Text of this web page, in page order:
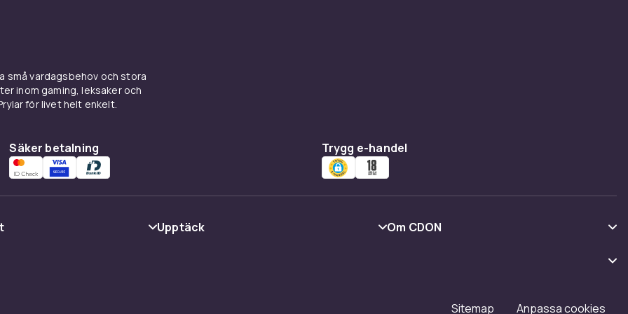
mer omslutande ljud där ljudet följer
förbättrar ljudupplevelsen ytterligare
och smarta funktioner som
små vardagsbehov och stora
inom gaming, leksaker och
för livet helt enkelt.
Säker betalning Trygg e-handel
Upptäck
Om CDON
Karriär på CDON
Sitemap Anpassa cookies